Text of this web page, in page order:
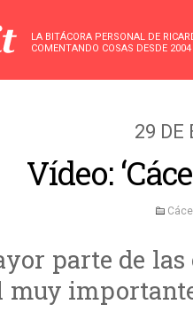
LA BITÁCORA PERSONAL DE
COMENTANDO COSAS DESDE 2004
29 DE
Vídeo:
parte de
muy